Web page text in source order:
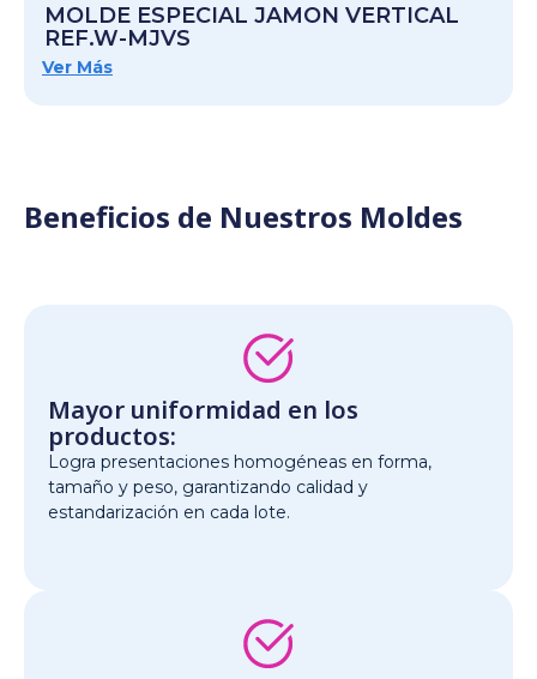
MOLDE ESPECIAL JAMON VERTICAL
REF.W-MJVS
Ver Más
Beneficios de Nuestros Moldes
Mayor uniformidad en los
productos:
Logra presentaciones homogéneas en forma,
tamaño y peso, garantizando calidad y
estandarización en cada lote.